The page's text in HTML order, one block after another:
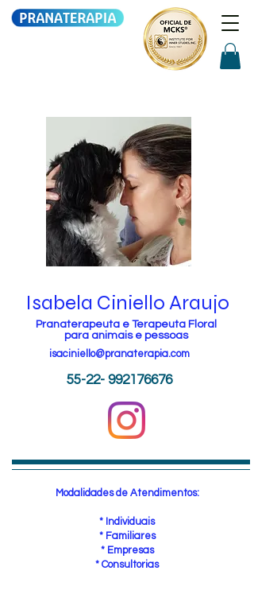
Isabela Ciniello Araujo
Pranaterapeuta e Terapeuta Floral
para animais e pessoas
isaciniello@pranaterapia.com
55-22- 992176676
Modalidades de Atendimentos:
* Individuais
* Familiares
* Empresas
* Consultorias